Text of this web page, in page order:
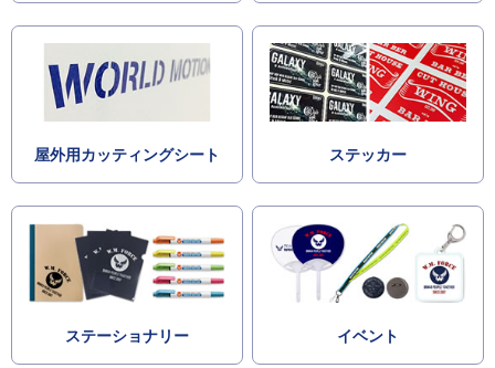
屋外用カッティングシート ステッカー
ステーショナリー イベント